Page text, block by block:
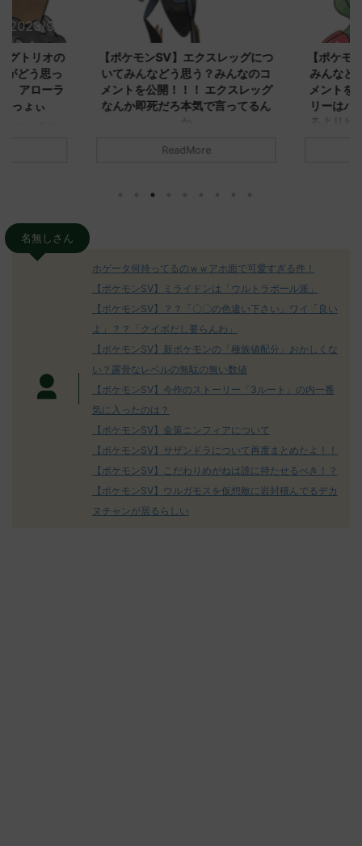
2023/9/8
トリオの
どう思っ
アローラ
っょぃ
リージョ
ただダグト
れたウミト
【ポケモンSV】エクスレッグにつ
いてみんなどう思う？みんなのコ
メントを公開！！！ エクスレッグ
なんか即死だろ本気で言ってるん
う思ってる？ 初めの記事 元のス
ッグヘルムかっこいいから助かる 名
決めた！ (ﾜｯﾁｮｲW b524-NwUu)
2023/06/28(水 ...
ReadMore
【ポケモ
みんなど
メントを
リーはバ
るよりビ
たラウドボ
しさん0624
名無しさん
ホゲータ何持ってるのｗｗアホ面で可愛すぎる件！
【ポケモンSV】ミライドンは「ウルトラボール派」
【ポケモンSV】？？「〇〇の色違い下さい」ワイ「良い
よ」？？「クイボだし要らんわ」
【ポケモンSV】新ポケモンの「種族値配分」おかしくな
い？露骨なレベルの無駄の無い数値
【ポケモンSV】今作のストーリー「3ルート」の内一番
気に入ったのは？
【ポケモンSV】金策ニンフィアについて
【ポケモンSV】サザンドラについて再度まとめたよ！！
【ポケモンSV】こだわりめがねは誰に持たせるべき！？
【ポケモンSV】ウルガモスを仮想敵に岩封積んでるデカ
ヌチャンが居るらしい